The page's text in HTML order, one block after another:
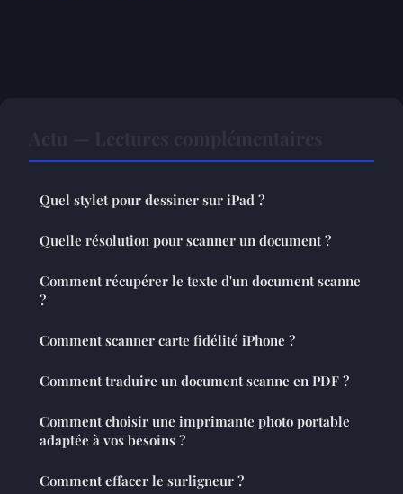
Quel stylet pour dessiner sur iPad ?
Quelle résolution pour scanner un document ?
Comment récupérer le texte d'un document scanne
?
Comment scanner carte fidélité iPhone ?
Comment traduire un document scanne en PDF ?
Comment choisir une imprimante photo portable
adaptée à vos besoins ?￼￼
Comment effacer le surligneur ?